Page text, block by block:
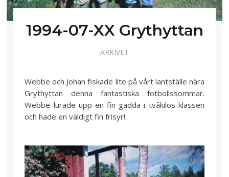
1994-07-XX Grythyttan
ARKIVET
Webbe och Johan fiskade lite på vårt lantställe nära
Grythyttan denna fantastiska fotbollssommar.
Webbe lurade upp en fin gädda i tvåkilos-klassen
och hade en väldigt fin frisyr!